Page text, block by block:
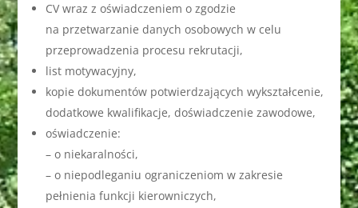
CV wraz z oświadczeniem o zgodzie
na przetwarzanie danych osobowych w celu
przeprowadzenia procesu rekrutacji,
list motywacyjny,
kopie dokumentów potwierdzających wykształcenie,
dodatkowe kwalifikacje, doświadczenie zawodowe,
oświadczenie:
– o niekaralności,
– o niepodleganiu ograniczeniom w zakresie
pełnienia funkcji kierowniczych,